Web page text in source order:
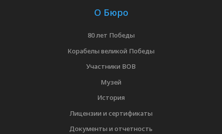
О Бюро
80 лет Победы
Корабелы великой Победы
Участники ВОВ
Музей
История
Лицензии и сертификаты
Документы и отчетность